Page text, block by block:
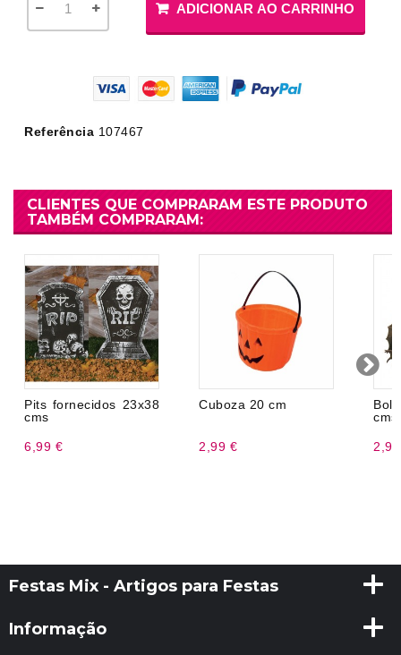
ADICIONAR AO CARRINHO
Referência 107467
CLIENTES QUE COMPRARAM ESTE PRODUTO
TAMBÉM COMPRARAM:
Pits fornecidos 23x38
cms
6,99 €
Cuboza 20 cm
2,99 €
cms
Festas Mix - Artigos para Festas
Informação